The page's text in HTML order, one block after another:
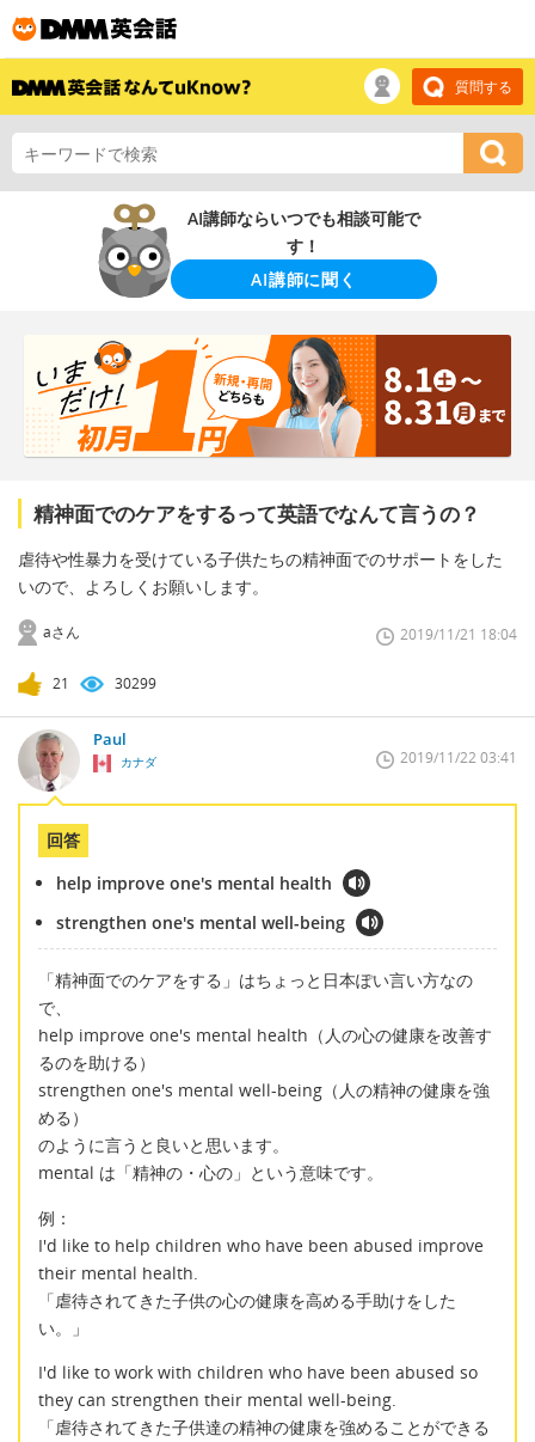
質問する
AI講師ならいつでも相談可能で
す！
AI講師に聞く
精神面でのケアをするって英語でなんて言うの？
虐待や性暴力を受けている子供たちの精神面でのサポートをした
いので、よろしくお願いします。
aさん 2019/11/21 18:04
21 30299
Paul
カナダ 2019/11/22 03:41
回答
help improve one's mental health
strengthen one's mental well-being
「精神面でのケアをする」はちょっと日本ぽい言い方なの
で、
help improve one's mental health（人の心の健康を改善す
るのを助ける）
strengthen one's mental well-being（人の精神の健康を強
める）
のように言うと良いと思います。
mental は「精神の・心の」という意味です。
例：
I'd like to help children who have been abused improve
their mental health.
「虐待されてきた子供の心の健康を高める手助けをした
い。」
I'd like to work with children who have been abused so
they can strengthen their mental well-being.
「虐待されてきた子供達の精神の健康を強めることができる